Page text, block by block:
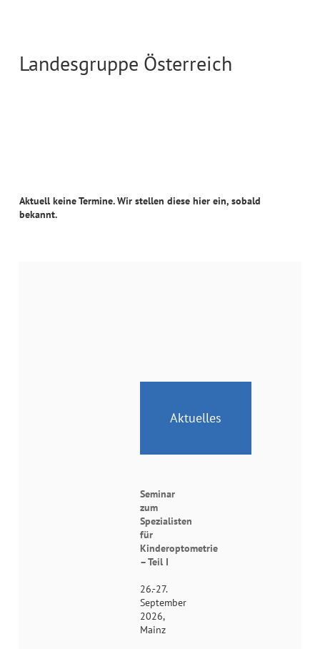
Landesgruppe Österreich
Aktuell keine Termine. Wir stellen diese hier ein, sobald
bekannt.
Aktuelles
Seminar
zum
Spezialisten
für
Kinderoptometrie
– Teil I
26.-27.
September
2026,
Mainz